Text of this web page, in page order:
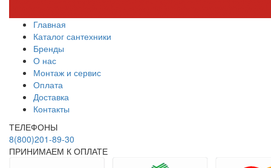
Главная
Каталог сантехники
Бренды
О нас
Монтаж и сервис
Оплата
Доставка
Контакты
ТЕЛЕФОНЫ
8(800)201-89-30
ПРИНИМАЕМ К ОПЛАТЕ